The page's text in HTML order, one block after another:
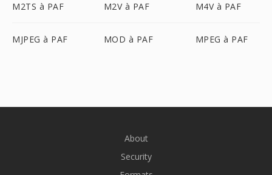
M2TS à PAF M2V à PAF M4V à PAF
MJPEG à PAF MOD à PAF MPEG à PAF
About
Security